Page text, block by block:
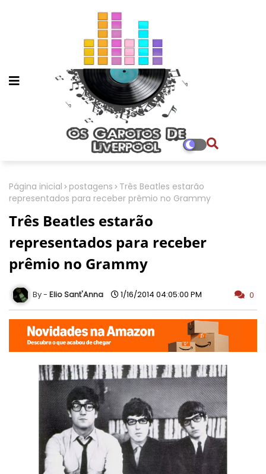
Página inicial postagens
Três Beatles estarão
representados para receber prêmio no Grammy
Três Beatles estarão
representados para receber
prêmio no Grammy
Elio Sant'Anna 1/16/2014 04:05:00 PM 0